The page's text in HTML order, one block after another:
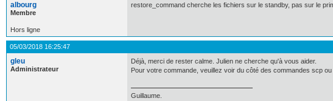
albourg
Membre
restore_command cherche les fichiers sur le standby, pas sur le
Hors ligne
05/03/2018 16:25:47
gleu
Administrateur
Déjà, merci de rester calme. Julien ne cherche qu'à vous aider.
Pour votre commande, veuillez voir du côté des commandes scp
Guillaume.